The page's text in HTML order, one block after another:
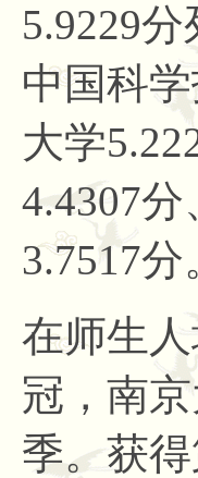
5.9229
中国科
大学
4.4307
3.7517分
在师生
冠，南
季。获